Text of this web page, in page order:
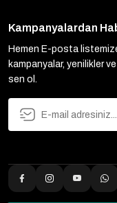
Kampanyalardan
Hemen E-posta
kampanyalar, yenilikler
sen ol.